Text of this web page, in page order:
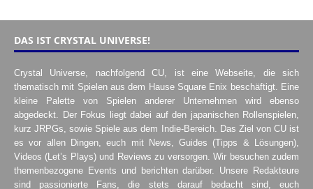
DAS IST CRYSTAL UNIVERSE!
Crystal Universe, nachfolgend CU, ist eine Webseite, die sich
thematisch mit Spielen aus dem Hause Square Enix beschäftigt. Eine
kleine Palette von Spielen anderer Unternehmen wird ebenso
abgedeckt. Der Fokus liegt dabei auf den japanischen Rollenspielen,
kurz JRPGs, sowie Spiele aus dem Indie-Bereich. Das Ziel von CU ist
es vor allen Dingen, euch mit News, Guides (Tipps & Lösungen),
Videos (Let’s Plays) und Reviews zu versorgen. Wir besuchen zudem
themenbezogene Events und berichten darüber. Unsere Redakteure
sind passionierte Fans, die stets darauf bedacht sind, euch